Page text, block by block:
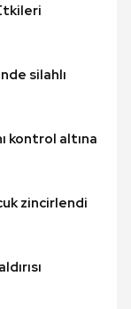
silahlı
kontrol altına
zincirlendi